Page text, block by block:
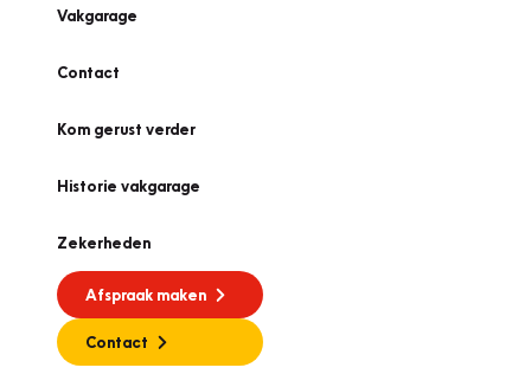
Vakgarage
Contact
Kom gerust verder
Historie vakgarage
Zekerheden
Afspraak maken
Contact